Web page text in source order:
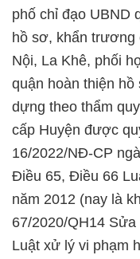
phố chỉ đạo UBND
hồ sơ, khẩn
Nội, La Khê, phối
quận hoàn thiện
dựng theo thẩm
cấp Huyện được
16/2022/NĐ-CP
Điều 65, Điều 66
năm 2012 (nay là
67/2020/QH14
Luật xử lý vi phạm